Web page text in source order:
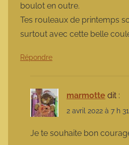
boulot en outre.
Tes rouleaux de printemps
surtout avec cette belle
Répondre
marmotte dit :
2 avril 2022 à 7 h
Je te souhaite bon